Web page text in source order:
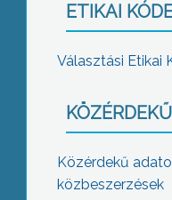
ETIKAI
Választási Etikai
Közérdekű
közbeszerzések